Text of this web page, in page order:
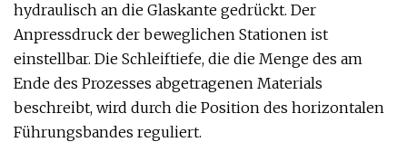
hydraulisch an die Glaskante gedrückt. Der
Anpressdruck der beweglichen Stationen ist
einstellbar. Die Schleiftiefe, die die Menge des am
Ende des Prozesses abgetragenen Materials
beschreibt, wird durch die Position des horizontalen
Führungsbandes reguliert.